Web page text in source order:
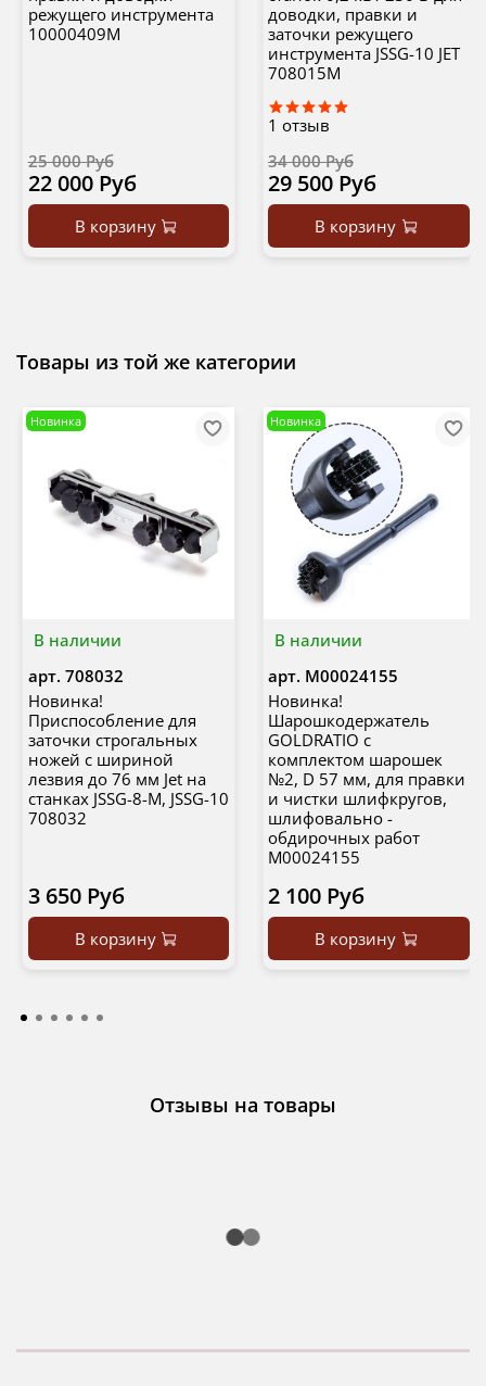
режущего инструмента
10000409M
25 000 Руб
22 000 Руб
В корзину
доводки, правки и
заточки режущего
инструмента JSSG-10 JET
708015M
1 отзыв
34 000 Руб
29 500 Руб
В корзину
Товары из той же категории
В наличии
Новинка
арт. 708032
Новинка!
Приспособление для
заточки строгальных
ножей с шириной
лезвия до 76 мм Jet на
станках JSSG-8-M, JSSG-10
708032
3 650 Руб
В корзину
В наличии
Новинка
арт. М00024155
Новинка!
Шарошкодержатель
GOLDRATIO с
комплектом шарошек
№2, D 57 мм, для правки
и чистки шлифкругов,
шлифовально -
обдирочных работ
М00024155
2 100 Руб
В корзину
Отзывы на товары